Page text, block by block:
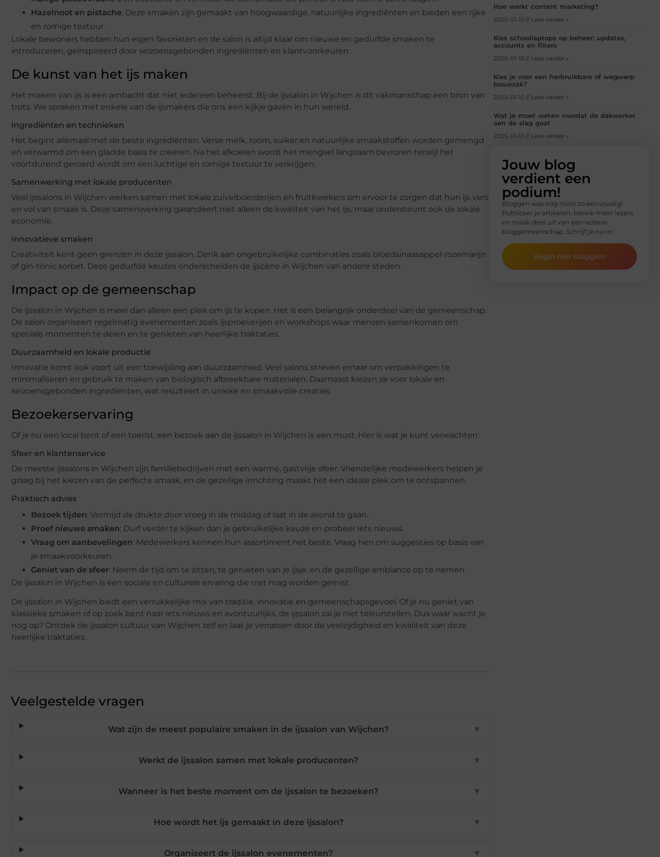
Hazelnoot en pistache: Deze smaken zijn gemaakt van hoogwaardige, natuurlijke ingrediënten en bieden een rijke
en romige textuur.
Lokale bewoners hebben hun eigen favorieten en de salon is altijd klaar om nieuwe en gedurfde smaken te
introduceren, geïnspireerd door seizoensgebonden ingrediënten en klantvoorkeuren.
De kunst van het ijs maken
Het maken van ijs is een ambacht dat niet iedereen beheerst. Bij de ijssalon in Wijchen is dit vakmanschap een bron van
trots. We spraken met enkele van de ijsmakers die ons een kijkje gaven in hun wereld.
Ingrediënten en technieken
Het begint allemaal met de beste ingrediënten. Verse melk, room, suiker en natuurlijke smaakstoffen worden gemengd
en verwarmd om een gladde basis te creëren. Na het afkoelen wordt het mengsel langzaam bevroren terwijl het
voortdurend geroerd wordt om een luchtige en romige textuur te verkrijgen.
Samenwerking met lokale producenten
Veel ijssalons in Wijchen werken samen met lokale zuivelboerderijen en fruitkwekers om ervoor te zorgen dat hun ijs vers
en vol van smaak is. Deze samenwerking garandeert niet alleen de kwaliteit van het ijs, maar ondersteunt ook de lokale
economie.
Innovatieve smaken
Creativiteit kent geen grenzen in deze ijssalon. Denk aan ongebruikelijke combinaties zoals bloedsinaasappel-rozemarijn
of gin-tonic sorbet. Deze gedurfde keuzes onderscheiden de ijscène in Wijchen van andere steden.
Impact op de gemeenschap
De ijssalon in Wijchen is meer dan alleen een plek om ijs te kopen. Het is een belangrijk onderdeel van de gemeenschap.
De salon organiseert regelmatig evenementen zoals ijsproeverijen en workshops waar mensen samenkomen om
speciale momenten te delen en te genieten van heerlijke traktaties.
Duurzaamheid en lokale productie
Innovatie komt ook voort uit een toewijding aan duurzaamheid. Veel salons streven ernaar om verpakkingen te
minimaliseren en gebruik te maken van biologisch afbreekbare materialen. Daarnaast kiezen ze voor lokale en
seizoensgebonden ingrediënten, wat resulteert in unieke en smaakvolle creaties.
Bezoekerservaring
Of je nu een local bent of een toerist, een bezoek aan de ijssalon in Wijchen is een must. Hier is wat je kunt verwachten:
Sfeer en klantenservice
De meeste ijssalons in Wijchen zijn familiebedrijven met een warme, gastvrije sfeer. Vriendelijke medewerkers helpen je
graag bij het kiezen van de perfecte smaak, en de gezellige inrichting maakt het een ideale plek om te ontspannen.
Praktisch advies
Bezoek tijden: Vermijd de drukte door vroeg in de middag of laat in de avond te gaan.
Proef nieuwe smaken: Durf verder te kijken dan je gebruikelijke keuze en probeer iets nieuws.
Vraag om aanbevelingen: Medewerkers kennen hun assortiment het beste. Vraag hen om suggesties op basis van
je smaakvoorkeuren.
Geniet van de sfeer: Neem de tijd om te zitten, te genieten van je ijsje, en de gezellige ambiance op te nemen.
De ijssalon in Wijchen is een sociale en culturele ervaring die niet mag worden gemist.
De ijssalon in Wijchen biedt een verrukkelijke mix van traditie, innovatie en gemeenschapsgevoel. Of je nu geniet van
klassieke smaken of op zoek bent naar iets nieuws en avontuurlijks, de ijssalon zal je niet teleurstellen. Dus waar wacht je
nog op? Ontdek de ijssalon cultuur van Wijchen zelf en laat je verrassen door de veelzijdigheid en kwaliteit van deze
heerlijke traktaties.
Veelgestelde vragen
Wat zijn de meest populaire smaken in de ijssalon van Wijchen? ▼
Werkt de ijssalon samen met lokale producenten? ▼
Wanneer is het beste moment om de ijssalon te bezoeken? ▼
Hoe wordt het ijs gemaakt in deze ijssalon? ▼
Organiseert de ijssalon evenementen? ▼
Hoe werkt content marketing?
2025-01-10 // Lees verder »
Kies schoollaptops op beheer: updates,
accounts en filters
2025-01-10 // Lees verder »
Kies je voor een herbruikbare of wegwerp
bouwzak?
2025-01-10 // Lees verder »
Wat je moet weten voordat de dakwerker
aan de slag gaat
2025-01-10 // Lees verder »
Jouw blog
verdient een
podium!
Bloggen was nog nooit zo eenvoudig!
Publiceer je artikelen, bereik meer lezers
en maak deel uit van een actieve
bloggemeenschap. Schrijf je nu in!
Begin met bloggen!